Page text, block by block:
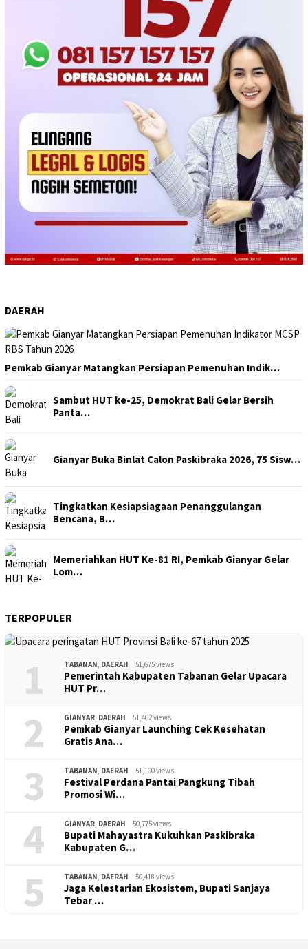
DAERAH
Pemkab Gianyar Matangkan Persiapan Pemenuhan Indik…
Sambut HUT ke-25, Demokrat Bali Gelar Bersih
Panta…
Gianyar Buka Binlat Calon Paskibraka 2026, 75 Sisw…
Tingkatkan Kesiapsiagaan Penanggulangan
Bencana, B…
Memeriahkan HUT Ke-81 RI, Pemkab Gianyar Gelar
Lom…
TERPOPULER
1 TABANAN, DAERAH 51,675 views
Pemerintah Kabupaten Tabanan Gelar Upacara
HUT Pr…
2 GIANYAR, DAERAH 51,462 views
Pemkab Gianyar Launching Cek Kesehatan
Gratis Ana…
3 TABANAN, DAERAH 51,100 views
Festival Perdana Pantai Pangkung Tibah
Promosi Wi…
4 GIANYAR, DAERAH 50,775 views
Bupati Mahayastra Kukuhkan Paskibraka
Kabupaten G…
5 TABANAN, DAERAH 50,418 views
Jaga Kelestarian Ekosistem, Bupati Sanjaya
Tebar …